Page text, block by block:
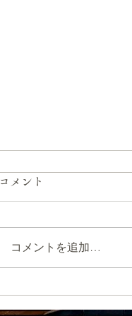
7月のお休みのお知
月22日㈬は、お休み
きます。 ご理解の程、
コメント
コメントを追加…